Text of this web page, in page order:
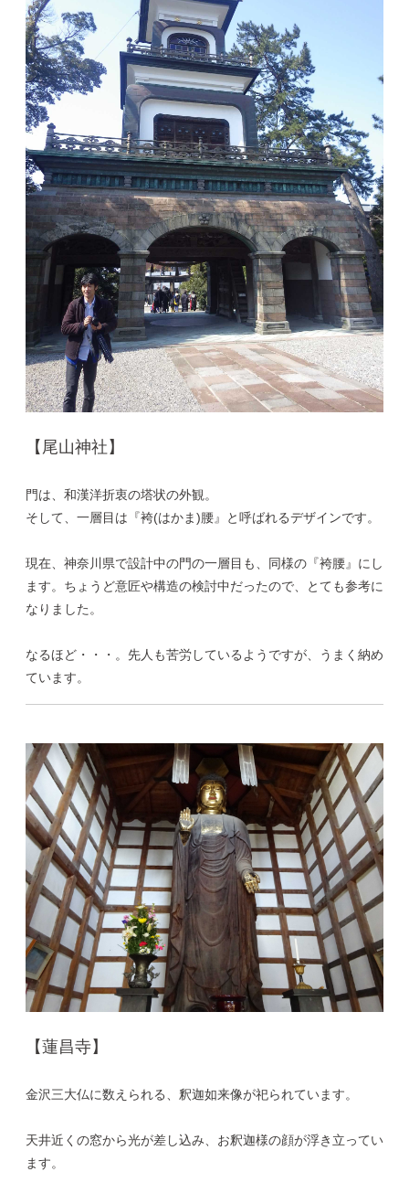
【尾山神社】
門は、和漢洋折衷の塔状の外観。
そして、一層目は『袴(はかま)腰』と呼ばれるデザインです。
現在、神奈川県で設計中の門の一層目も、同様の『袴腰』にし
ます。ちょうど意匠や構造の検討中だったので、とても参考に
なりました。
なるほど・・・。先人も苦労しているようですが、うまく納め
ています。
【蓮昌寺】
金沢三大仏に数えられる、釈迦如来像が祀られています。
天井近くの窓から光が差し込み、お釈迦様の顔が浮き立ってい
ます。